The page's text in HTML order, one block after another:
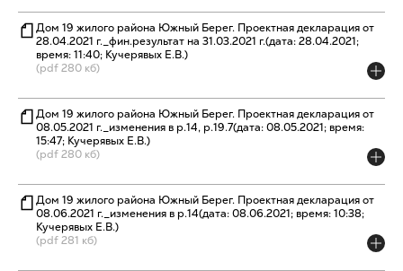
Дом 19 жилого района Южный Берег. Проектная декларация от
28.04.2021 г._фин.результат на 31.03.2021 г.(дата: 28.04.2021;
время: 11:40; Кучерявых Е.В.)
(pdf 280 кб)
Дом 19 жилого района Южный Берег. Проектная декларация от
08.05.2021 г._изменения в р.14, р.19.7(дата: 08.05.2021; время:
15:47; Кучерявых Е.В.)
(pdf 280 кб)
Дом 19 жилого района Южный Берег. Проектная декларация от
08.06.2021 г._изменения в р.14(дата: 08.06.2021; время: 10:38;
Кучерявых Е.В.)
(pdf 281 кб)